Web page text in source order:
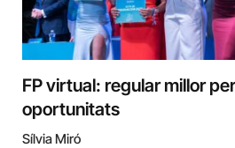
FP virtual: regular millor
oportunitats
Sílvia Miró